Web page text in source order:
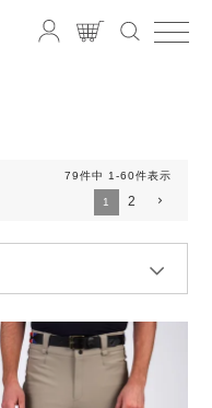
79件中 1 -60件表示
1 2